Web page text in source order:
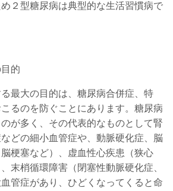
２型糖尿病は典型的な生活習慣病で
的
大の目的は、糖尿病合併症、特
るのを防ぐことにあります。糖尿病
が多く、その代表的なものとして腎
どの細小血管症や、動脈硬化症、脳
梗塞など）、虚血性心疾患（狭心
末梢循環障害（閉塞性動脈硬化症、
管症があり、ひどくなってくると命